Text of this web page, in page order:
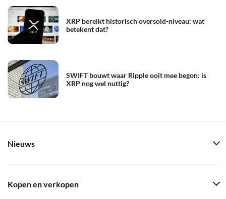
XRP bereikt historisch oversold-niveau: wat
betekent dat?
SWIFT bouwt waar Ripple ooit mee begon: is
XRP nog wel nuttig?
Nieuws
Kopen en verkopen